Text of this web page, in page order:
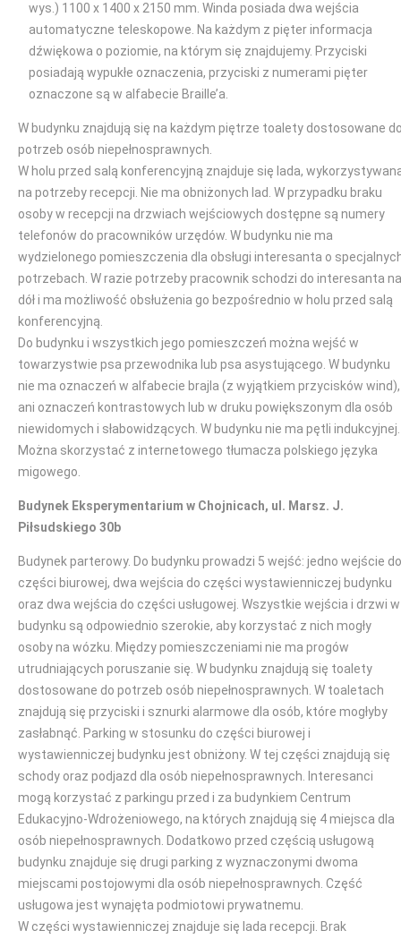
wys.) 1100 x 1400 x 2150 mm. Winda posiada dwa wejścia
automatyczne teleskopowe. Na każdym z pięter informacja
dźwiękowa o poziomie, na którym się znajdujemy. Przyciski
posiadają wypukłe oznaczenia, przyciski z numerami pięter
oznaczone są w alfabecie Braille’a.
W budynku znajdują się na każdym piętrze toalety dostosowane
potrzeb osób niepełnosprawnych.
W holu przed salą konferencyjną znajduje się lada,
na potrzeby recepcji. Nie ma obniżonych lad. W przypadku braku
osoby w recepcji na drzwiach wejściowych dostępne są numery
telefonów do pracowników urzędów. W budynku nie ma
wydzielonego pomieszczenia dla obsługi interesanta o
potrzebach. W razie potrzeby pracownik schodzi do interesanta na
dół i ma możliwość obsłużenia go bezpośrednio w holu przed salą
konferencyjną.
Do budynku i wszystkich jego pomieszczeń można wejść w
towarzystwie psa przewodnika lub psa asystującego. W budynku
nie ma oznaczeń w alfabecie brajla (z wyjątkiem przycisków wind),
ani oznaczeń kontrastowych lub w druku powiększonym dla osób
niewidomych i słabowidzących. W budynku nie ma pętli indukcyjnej.
Można skorzystać z internetowego tłumacza polskiego języka
migowego.
Budynek Eksperymentarium w Chojnicach, ul. Marsz. J.
Piłsudskiego 30b
Budynek parterowy. Do budynku prowadzi 5 wejść: jedno wejście do
części biurowej, dwa wejścia do części wystawienniczej budynku
oraz dwa wejścia do części usługowej. Wszystkie wejścia i drzwi w
budynku są odpowiednio szerokie, aby korzystać z nich mogły
osoby na wózku. Między pomieszczeniami nie ma progów
utrudniających poruszanie się. W budynku znajdują się toalety
dostosowane do potrzeb osób niepełnosprawnych. W toaletach
znajdują się przyciski i sznurki alarmowe dla osób, które mogłyby
zasłabnąć. Parking w stosunku do części biurowej i
wystawienniczej budynku jest obniżony. W tej części znajdują się
schody oraz podjazd dla osób niepełnosprawnych. Interesanci
mogą korzystać z parkingu przed i za budynkiem Centrum
Edukacyjno-Wdrożeniowego, na których znajdują się 4 miejsca dla
osób niepełnosprawnych. Dodatkowo przed częścią usługową
budynku znajduje się drugi parking z wyznaczonymi dwoma
miejscami postojowymi dla osób niepełnosprawnych. Część
usługowa jest wynajęta podmiotowi prywatnemu.
W części wystawienniczej znajduje się lada recepcji. Brak